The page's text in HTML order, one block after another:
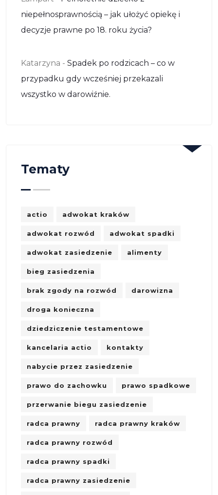
niepełnosprawnością – jak ułożyć opiekę i
decyzje prawne po 18. roku życia?
Katarzyna - Spadek po rodzicach – co w
przypadku gdy wcześniej przekazali
wszystko w darowiźnie.
Tematy
actio adwokat kraków
adwokat rozwód adwokat spadki
adwokat zasiedzenie alimenty
bieg zasiedzenia
brak zgody na rozwód darowizna
droga konieczna
dziedziczenie testamentowe
kancelaria actio kontakty
nabycie przez zasiedzenie
prawo do zachowku prawo spadkowe
przerwanie biegu zasiedzenie
radca prawny radca prawny kraków
radca prawny rozwód
radca prawny spadki
radca prawny zasiedzenie